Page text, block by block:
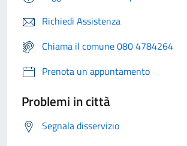
Richiedi Assistenza
Chiama il comune 080 4784264
Prenota un appuntamento
Problemi in città
Segnala disservizio